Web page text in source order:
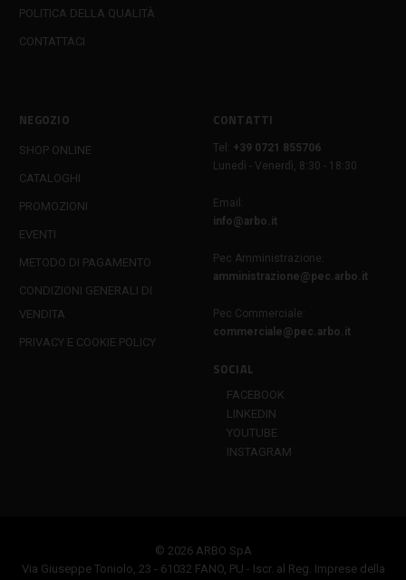
POLITICA DELLA QUALITÀ
CONTATTACI
NEGOZIO
SHOP ONLINE
CATALOGHI
PROMOZIONI
EVENTI
METODO DI PAGAMENTO
CONDIZIONI GENERALI DI
VENDITA
PRIVACY E COOKIE POLICY
CONTATTI
Tel:
+39 0721 855706
Lunedì - Venerdì, 8:30 - 18:30
Email:
info@arbo.it
Pec Amministrazione:
amministrazione@pec.arbo.it
Pec Commerciale:
commerciale@pec.arbo.it
SOCIAL
FACEBOOK
LINKEDIN
YOUTUBE
INSTAGRAM
© 2026 ARBO SpA
Via Giuseppe Toniolo, 23 - 61032 FANO, PU - Iscr. al Reg. Imprese della